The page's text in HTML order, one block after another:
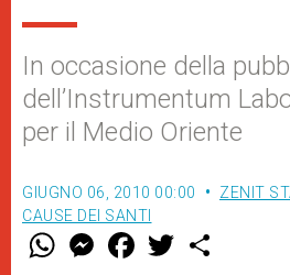
In occasione della
dell’Instrumentum
per il Medio Oriente
GIUGNO 06, 2010 00:00 ZENIT
CAUSE DEI SANTI
W M
e
F
a w